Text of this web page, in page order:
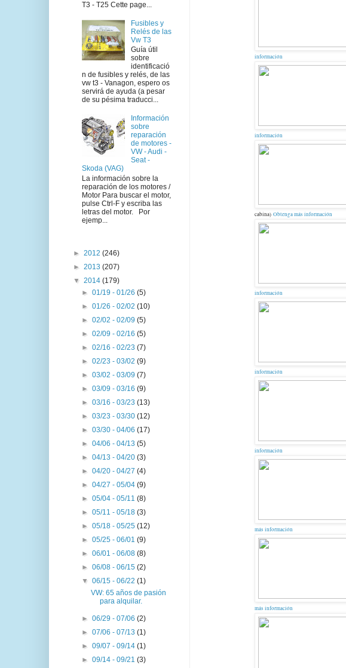
información
información
cabina) Obtenga más información
información
información
información
más información
más información
T3 - T25 Cette page...
Fusibles y
Relés de las
Vw T3
Guía útil
sobre
identificació
n de fusibles y relés, de las
vw t3 - Vanagon, espero os
servirá de ayuda (a pesar
de su pésima traducci...
Información
sobre
reparación
de motores -
VW - Audi -
Seat -
Skoda (VAG)
La información sobre la
reparación de los motores /
Motor Para buscar el motor,
pulse Ctrl-F y escriba las
letras del motor. Por
ejemp...
► 2012 (246)
► 2013 (207)
▼ 2014 (179)
►01/19 - 01/26(5)
►01/26 - 02/02(10)
►02/02 - 02/09(5)
►02/09 - 02/16(5)
►02/16 - 02/23(7)
►02/23 - 03/02(9)
►03/02 - 03/09(7)
►03/09 - 03/16(9)
►03/16 - 03/23(13)
►03/23 - 03/30(12)
►03/30 - 04/06(17)
►04/06 - 04/13(5)
►04/13 - 04/20(3)
►04/20 - 04/27(4)
►04/27 - 05/04(9)
►05/04 - 05/11(8)
►05/11 - 05/18(3)
►05/18 - 05/25(12)
►05/25 - 06/01(9)
►06/01 - 06/08(8)
►06/08 - 06/15(2)
▼06/15 - 06/22(1)
VW: 65 años de pasión
para alquilar.
►06/29 - 07/06(2)
►07/06 - 07/13(1)
►09/07 - 09/14(1)
►09/14 - 09/21(3)